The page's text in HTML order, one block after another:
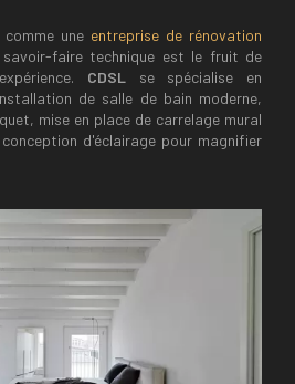
une entreprise de rénovation
faire technique est le fruit de
CDSL se spécialise en
de salle de bain moderne,
mise en place de carrelage mural
d'éclairage pour magnifier